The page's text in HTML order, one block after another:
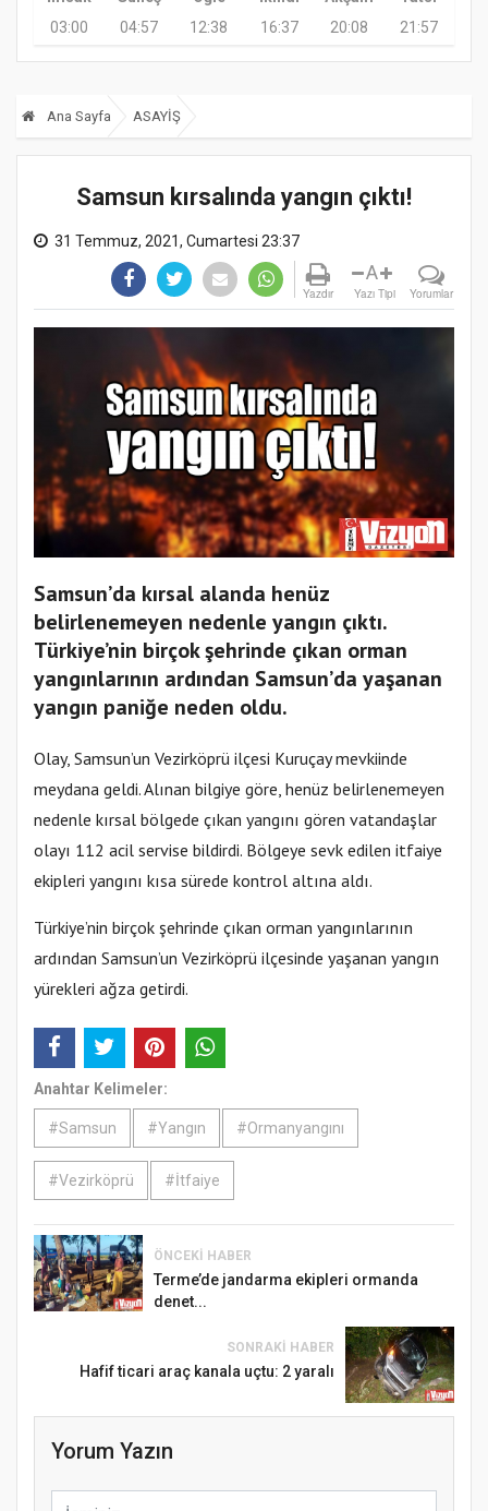
03:00
04:57 12:38 16:37 20:08 21:57
Ana Sayfa ASAYİŞ
Samsun kırsalında yangın çıktı!
31 Temmuz, 2021, Cumartesi 23:37
Yazdır
A
Yazı Tipi Yorumlar
Samsun’da kırsal alanda henüz
belirlenemeyen nedenle yangın çıktı.
Türkiye’nin birçok şehrinde çıkan orman
yangınlarının ardından Samsun’da yaşanan
yangın paniğe neden oldu.
Olay, Samsun’un Vezirköprü ilçesi Kuruçay mevkiinde
meydana geldi. Alınan bilgiye göre, henüz belirlenemeyen
nedenle kırsal bölgede çıkan yangını gören vatandaşlar
olayı 112 acil servise bildirdi. Bölgeye sevk edilen itfaiye
ekipleri yangını kısa sürede kontrol altına aldı.
Türkiye’nin birçok şehrinde çıkan orman yangınlarının
ardından Samsun’un Vezirköprü ilçesinde yaşanan yangın
yürekleri ağza getirdi.
Anahtar Kelimeler:
#Samsun #Yangın #Ormanyangını
#Vezirköprü #İtfaiye
ÖNCEKI HABER
Terme’de jandarma ekipleri ormanda
denet...
SONRAKI HABER
Hafif ticari araç kanala uçtu: 2 yaralı
Yorum Yazın